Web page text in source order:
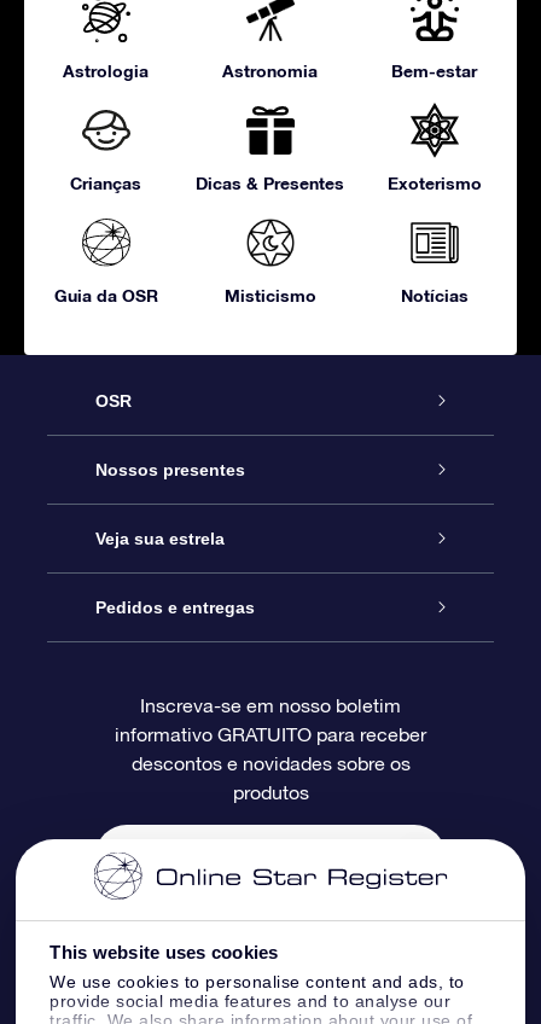
This website uses cookies
We use cookies to personalise content and ads, to
provide social media features and to analyse our
traffic. We also share information about your use of
Astrologia Astronomia Bem-estar
Crianças Dicas & Presentes Exoterismo
Guia da OSR Misticismo Notícias
OSR
Serviço
Entre em contato conosco
Blog
Avaliações
Nossos presentes
Presente estrelar on-line
Pacote de presente da OSR
O cartão de presente da OSR
Presentes corporativos
Veja sua estrela
Star Register
Página estelar personalizada
Um Milhão de Estrelas
OSR Starsaver
Aplicativo RV Fly me to the stars
Pedidos e entregas
Informações de pagamento
Política de devolução
Constelações
Inscreva-se em nosso boletim
informativo GRATUITO para receber
descontos e novidades sobre os
produtos